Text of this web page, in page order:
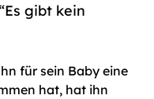
gibt kein
für sein Baby eine
hat, hat ihn